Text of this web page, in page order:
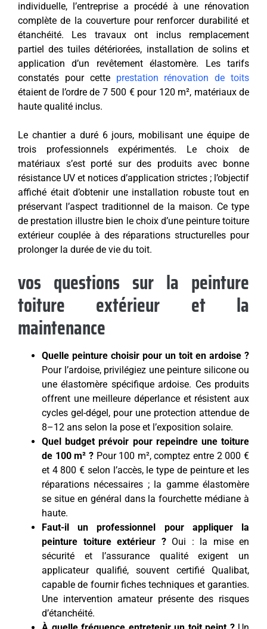
individuelle, l’entreprise a procédé à une rénovation
complète de la couverture pour renforcer durabilité et
étanchéité. Les travaux ont inclus remplacement
partiel des tuiles détériorées, installation de solins et
application d’un revêtement élastomère. Les tarifs
constatés pour cette prestation rénovation de toits
étaient de l’ordre de 7 500 € pour 120 m², matériaux de
haute qualité inclus.
Le chantier a duré 6 jours, mobilisant une équipe de
trois professionnels expérimentés. Le choix de
matériaux s’est porté sur des produits avec bonne
résistance UV et notices d’application strictes ; l’objectif
affiché était d’obtenir une installation robuste tout en
préservant l’aspect traditionnel de la maison. Ce type
de prestation illustre bien le choix d’une peinture toiture
extérieur couplée à des réparations structurelles pour
prolonger la durée de vie du toit.
vos questions sur la peinture
toiture extérieur et la
maintenance
Quelle peinture choisir pour un toit en ardoise ?
Pour l’ardoise, privilégiez une peinture silicone ou
une élastomère spécifique ardoise. Ces produits
offrent une meilleure déperlance et résistent aux
cycles gel-dégel, pour une protection attendue de
8–12 ans selon la pose et l’exposition solaire.
Quel budget prévoir pour repeindre une toiture
de 100 m² ?Pour 100 m², comptez entre 2 000 €
et 4 800 € selon l’accès, le type de peinture et les
réparations nécessaires ; la gamme élastomère
se situe en général dans la fourchette médiane à
haute.
Faut-il un professionnel pour appliquer la
peinture toiture extérieur ?Oui : la mise en
sécurité et l’assurance qualité exigent un
applicateur qualifié, souvent certifié Qualibat,
capable de fournir fiches techniques et garanties.
Une intervention amateur présente des risques
d’étanchéité.